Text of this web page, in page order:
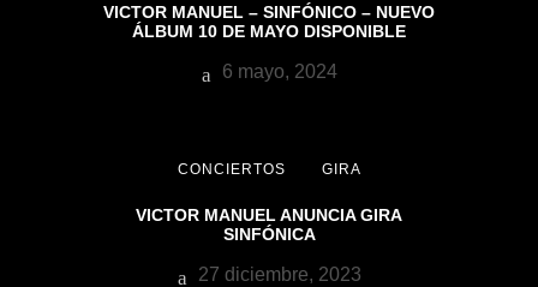
VICTOR MANUEL – SINFÓNICO – NUEVO
ÁLBUM 10 DE MAYO DISPONIBLE
6 mayo, 2024
CONCIERTOS GIRA
VICTOR MANUEL ANUNCIA GIRA
SINFÓNICA
27 diciembre, 2023